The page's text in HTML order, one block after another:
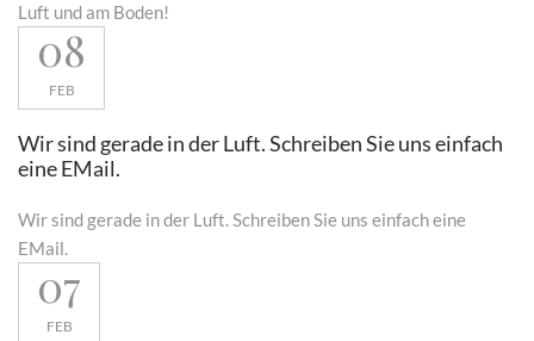
Luft und am Boden!
08
FEB
Wir sind gerade in der Luft. Schreiben Sie uns einfach
eine EMail.
Wir sind gerade in der Luft. Schreiben Sie uns einfach eine
EMail.
07
FEB